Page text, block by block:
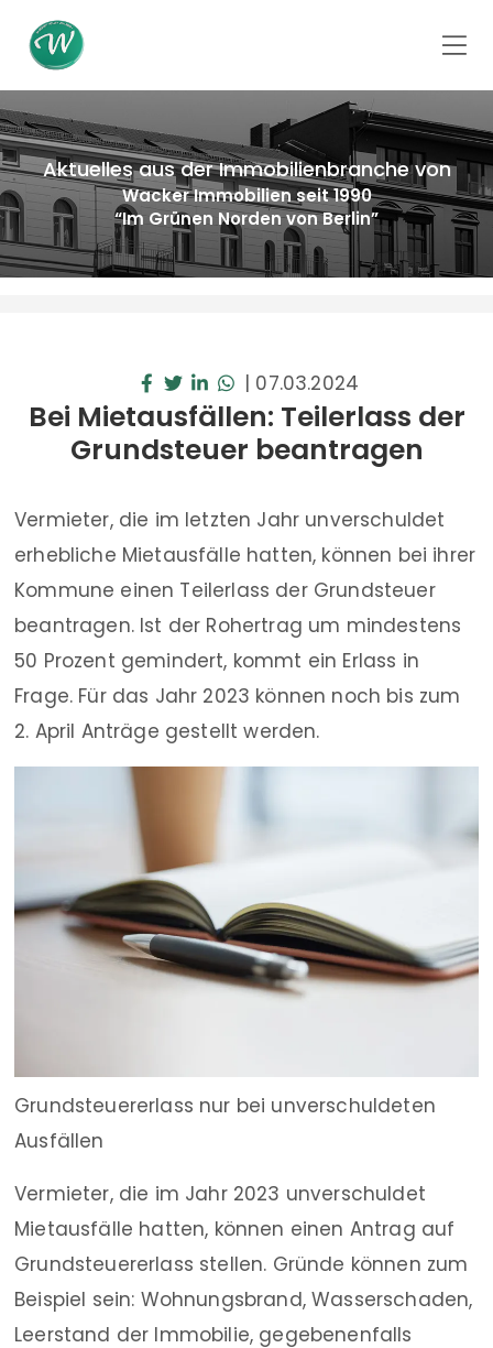
Aktuelles aus der Immobilienbranche von
Wacker Immobilien seit 1990
“Im Grünen Norden von Berlin”
| 07.03.2024
Bei Mietausfällen: Teilerlass der
Grundsteuer beantragen
Vermieter, die im letzten Jahr unverschuldet
erhebliche Mietausfälle hatten, können bei ihrer
Kommune einen Teilerlass der Grundsteuer
beantragen. Ist der Rohertrag um mindestens
50 Prozent gemindert, kommt ein Erlass in
Frage. Für das Jahr 2023 können noch bis zum
2. April Anträge gestellt werden.
Grundsteuererlass nur bei unverschuldeten
Ausfällen
Vermieter, die im Jahr 2023 unverschuldet
Mietausfälle hatten, können einen Antrag auf
Grundsteuererlass stellen. Gründe können zum
Beispiel sein: Wohnungsbrand, Wasserschaden,
Leerstand der Immobilie, gegebenenfalls